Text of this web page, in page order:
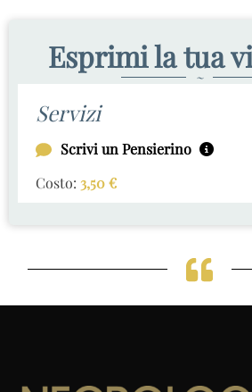
Esprimi la tua
~
Servizi
Scrivi un Pensierino
Costo: 3,50€